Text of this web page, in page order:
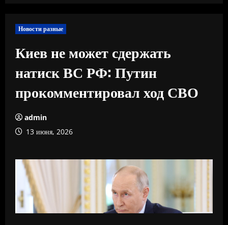
Новости разные
Киев не может сдержать
натиск ВС РФ: Путин
прокомментировал ход СВО
admin
13 июня, 2026